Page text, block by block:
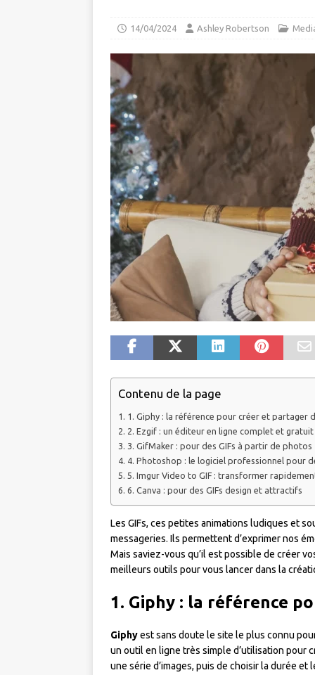
14/04/2024 Ashley Robertson
Contenu de la page
1. Giphy : la référence pour créer et partager
2. Ezgif : un éditeur en ligne complet et gratuit
3. GifMaker : pour des GIFs à partir de photos
4. Photoshop : le logiciel professionnel pour
5. Imgur Video to GIF : transformer
6. Canva : pour des GIFs design et attractifs
Les GIFs, ces petites animations ludiques et
messageries. Ils permettent d’exprimer nos
Mais saviez-vous qu’il est possible de créer
meilleurs outils pour vous lancer dans la
1. Giphy : la référence
Giphyest sans doute le site le plus connu
un outil en ligne très simple d’utilisation pour
une série d’images, puis de choisir la durée